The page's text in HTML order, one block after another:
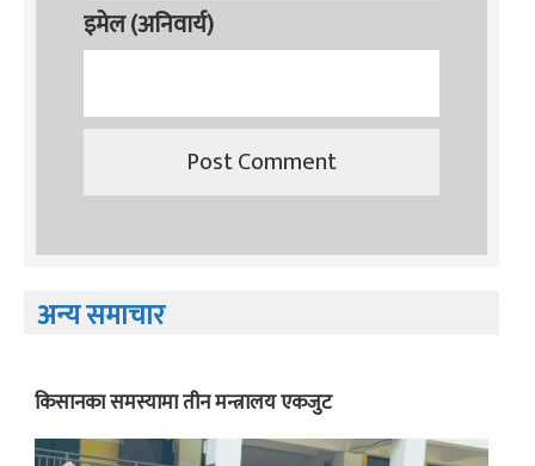
इमेल (अनिवार्य)
अन्य समाचार
किसानका समस्यामा तीन मन्त्रालय एकजुट